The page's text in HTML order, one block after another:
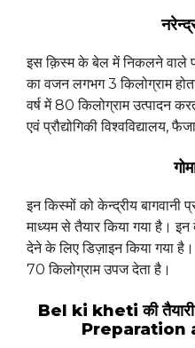
इस क़िस्म के बेल में निकलने
का वजन लगभग 3 किलोग्राम
वर्ष में 80 किलोग्राम उत्पादन
एवं प्रौद्योगिकी विश्वविद्यालय,
इन किस्मों को केन्द्रीय बागवानी
माध्यम से तैयार किया गया है।
देने के लिए डिज़ाइन किया गया
70 किलोग्राम उपज देता है।
Bel ki kheti की
Preparation